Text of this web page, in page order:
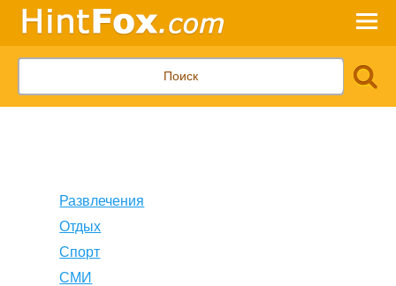
Развлечения
Отдых
Спорт
СМИ